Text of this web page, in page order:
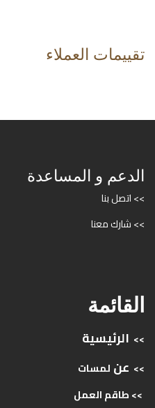
تقييمات العملاء
الدعم و المساعدة
>> اتصل بنا
>> شارك معنا
القائمة
>> الرئيسية
>> عن لمسات
>> طاقمالعمل